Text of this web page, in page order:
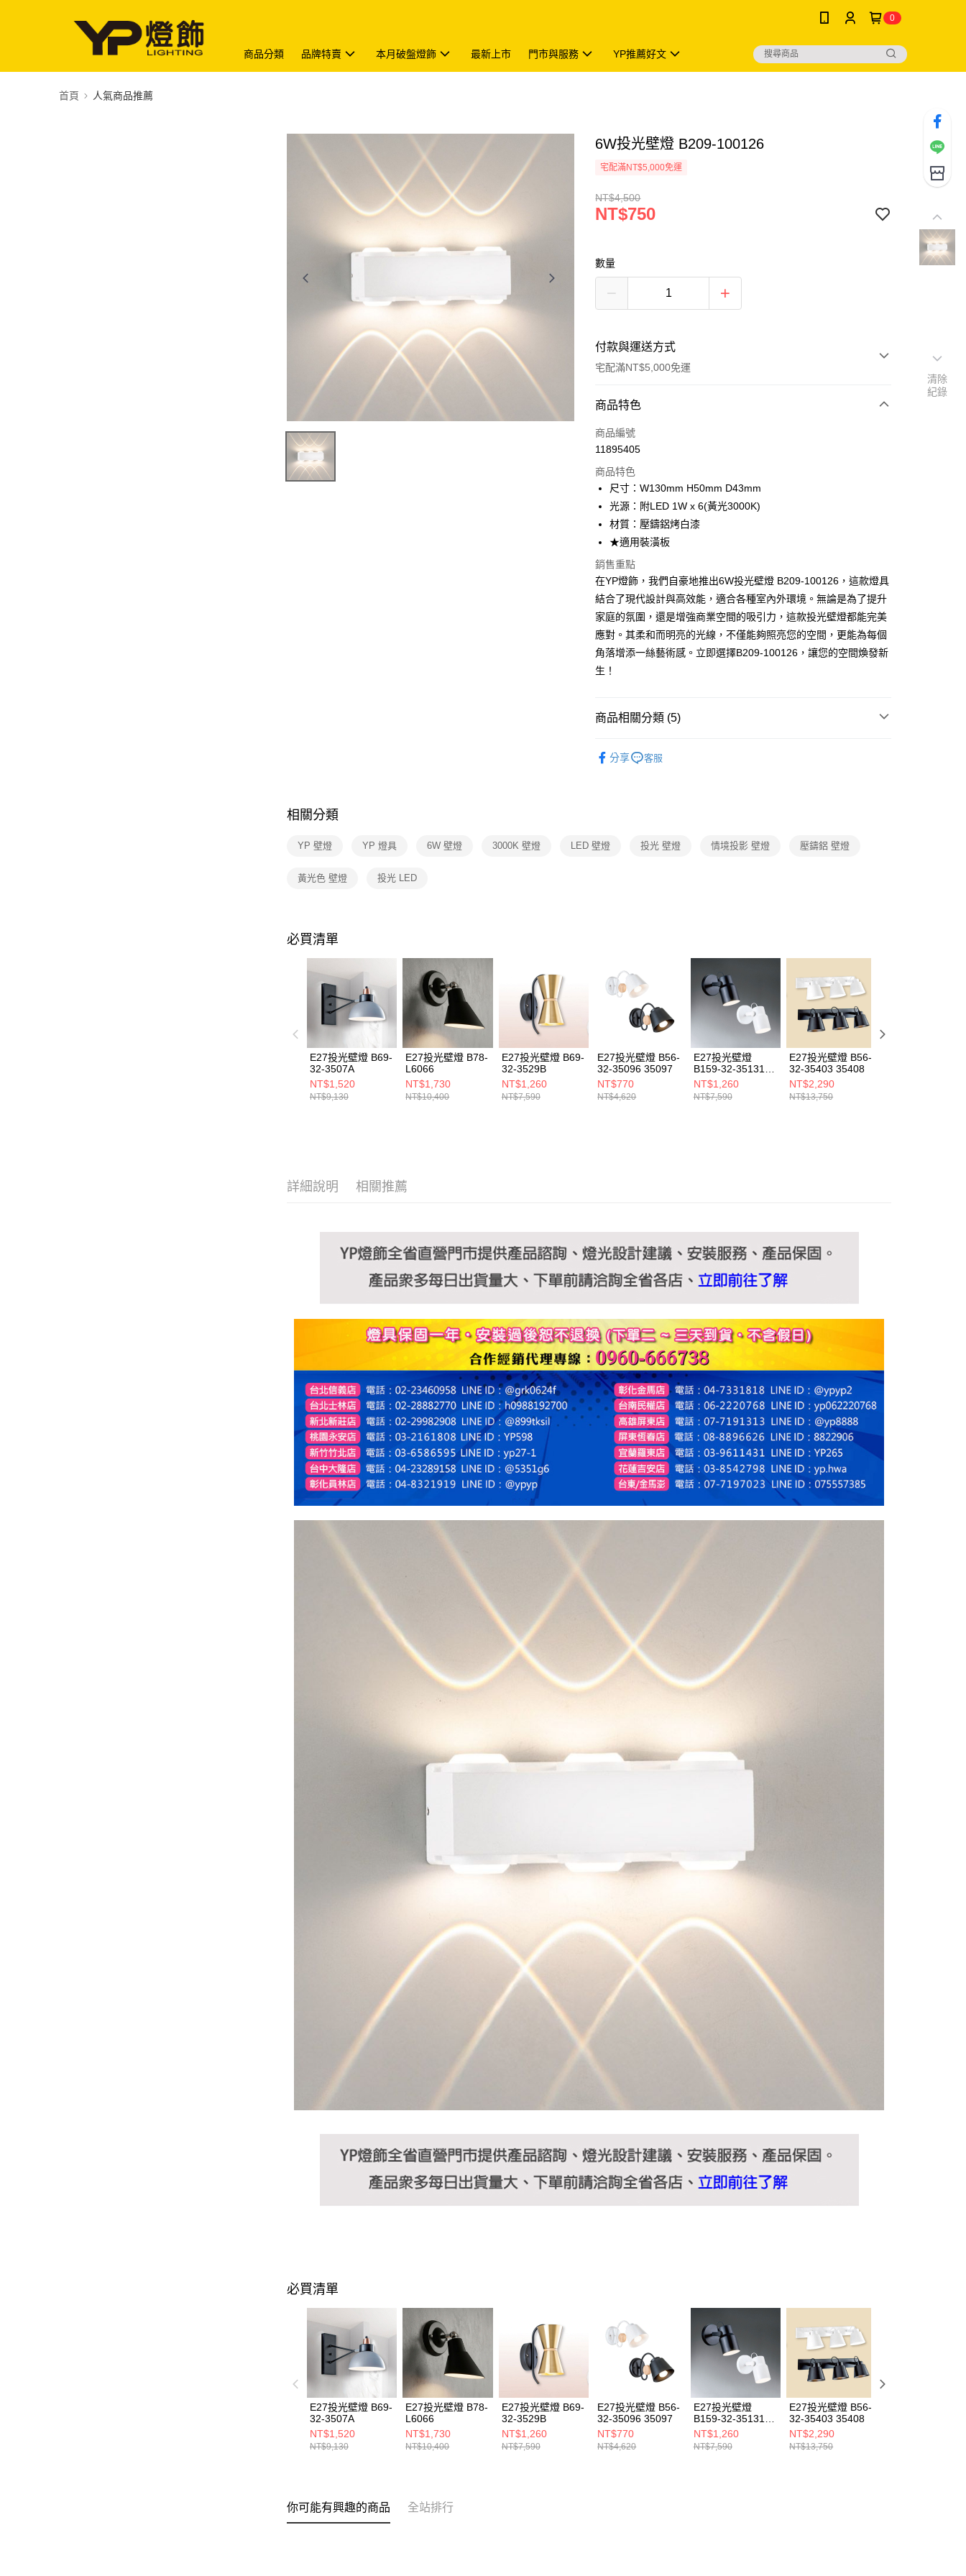
0
商品分類 品牌特賣 本月破盤燈飾 最新上市 門市與服務 YP推薦好文
首頁 人氣商品推薦
6W投光壁燈 B209-100126
宅配滿NT$5,000免運
NT$4,500
NT$750
數量
付款與運送方式
宅配滿NT$5,000免運
付款方式
信用卡一次付款
Apple Pay
街口支付
悠遊付
Google Pay
AFTEE先享後付
相關說明
【關於「AFTEE先享後付」】
AFTEE先享後付是「在收到商品之後才付款」的支付方式。 讓您購物簡單
便利好安心！
３．安心：先確認商品／服務後，再付款。
１．於結帳方式選擇「AFTEE先享後付」後，將跳轉至「AFTEE先享後
付」結帳頁面，進行簡訊認證並確認金額後，即可完成結帳。
先享後付繳納相關費用。
２．關於個人資料處理事宜，請瀏覽以下網址：
https://aftee.tw/terms/#terms3
３．未成年的使用者請事先徵得法定代理人或監護人之同意方可使用
「AFTEE先享後付」，若未經同意申辦者引起之損失，本公司不負相關責
４．使用「AFTEE先享後付」時，將依據個別帳號之用戶狀況，依本公司
即時審查核予不同之上限額度；若仍有額度不足之情形，本公司將視審查
結果請求用戶進行身份認證。
５．嚴禁一人註冊多個帳號或使用他人資訊註冊。若發現惡意使用之情
形，恩沛科技股份有限公司將有權停止該用戶之使用額度並採取法律行
動。
ATM付款
每筆NT$180，滿NT$5,000(含以上)免運費
商品特色
商品編號
11895405
商品特色
尺寸：W130mm H50mm D43mm
光源：附LED 1W x 6(黃光3000K)
材質：壓鑄鋁烤白漆
★適用裝潢板
銷售重點
在YP燈飾，我們自豪地推出6W投光壁燈 B209-100126，這款燈具
結合了現代設計與高效能，適合各種室內外環境。無論是為了提升
家庭的氛圍，還是增強商業空間的吸引力，這款投光壁燈都能完美
應對。其柔和而明亮的光線，不僅能夠照亮您的空間，更能為每個
角落增添一絲藝術感。立即選擇B209-100126，讓您的空間煥發新
生！
商品相關分類 (5)
🔥熱銷爆品↘限時優惠 限量搶購
分享 客服
相關分類
YP 壁燈 YP 燈具 6W 壁燈 3000K 壁燈 LED 壁燈 投光 壁燈 情境投影 壁燈 壓鑄鋁 壁燈
黃光色 壁燈 投光 LED
必買清單
E27投光壁燈 B69-
32-3507A
NT$1,520
NT$9,130
E27投光壁燈 B78-
L6066
NT$1,730
NT$10,400
E27投光壁燈 B69-
32-3529B
NT$1,260
NT$7,590
E27投光壁燈 B56-
32-35096 35097
NT$770
NT$4,620
E27投光壁燈
B159-32-35131
35132
NT$1,260
NT$7,590
E27投光壁燈 B56-
32-35403 35408
NT$2,290
NT$13,750
詳細說明 相關推薦
必買清單
E27投光壁燈 B69-
32-3507A
NT$1,520
NT$9,130
E27投光壁燈 B78-
L6066
NT$1,730
NT$10,400
E27投光壁燈 B69-
32-3529B
NT$1,260
NT$7,590
E27投光壁燈 B56-
32-35096 35097
NT$770
NT$4,620
E27投光壁燈
B159-32-35131
35132
NT$1,260
NT$7,590
E27投光壁燈 B56-
32-35403 35408
NT$2,290
NT$13,750
你可能有興趣的商品 全站排行
清除
紀錄